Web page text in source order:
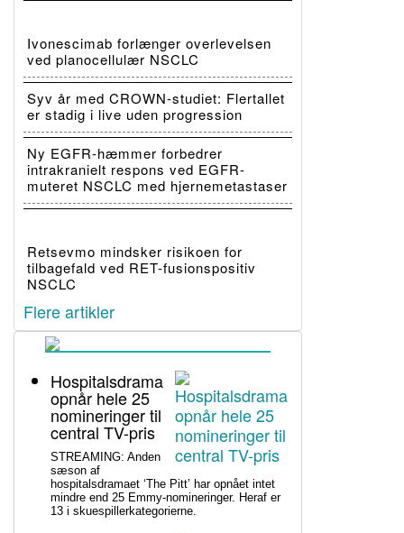
Ivonescimab forlænger overlevelsen
ved planocellulær NSCLC
Syv år med CROWN-studiet: Flertallet
er stadig i live uden progression
Ny EGFR-hæmmer forbedrer
intrakranielt respons ved EGFR-
muteret NSCLC med hjernemetastaser
Retsevmo mindsker risikoen for
tilbagefald ved RET-fusionspositiv
NSCLC
Flere artikler
Hospitalsdrama
opnår hele 25
nomineringer til
central TV-pris
STREAMING: Anden
sæson af
hospitalsdramaet ‘The Pitt’ har opnået intet
mindre end 25 Emmy-nomineringer. Heraf er
13 i skuespillerkategorierne.